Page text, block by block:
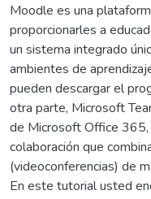
Moodle es una
proporcionarles a
un sistema integrado
ambientes de
pueden descargar el
otra parte, Microsoft
de Microsoft Office 365,
colaboración que
(videoconferencias) de
En este tutorial usted